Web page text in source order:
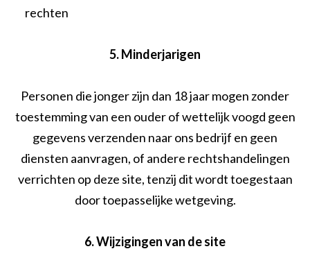
rechten
5. Minderjarigen
Personen die jonger zijn dan 18 jaar mogen zonder
toestemming van een ouder of wettelijk voogd geen
gegevens verzenden naar ons bedrijf en geen
diensten aanvragen, of andere rechtshandelingen
verrichten op deze site, tenzij dit wordt toegestaan
door toepasselijke wetgeving.
6. Wijzigingen van de site